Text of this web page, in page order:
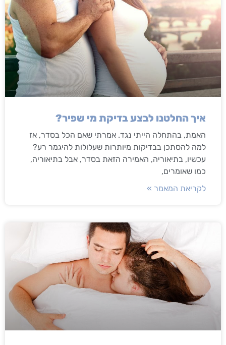
איך החלטנו לבצע בדיקת מי שפיר?
האמת, בהתחלה הייתי נגד. אמרתי שאם הכל בסדר, אז
למה להסתכן בבדיקות מיותרות שעלולות להיגמר רע?
עכשיו, בתיאוריה, האמירה הזאת בסדר, אבל בתיאוריה,
כמו שאומרים,
לקריאת המאמר »